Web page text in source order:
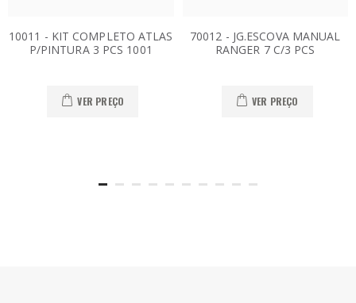
10011 - KIT COMPLETO ATLAS
P/PINTURA 3 PCS 1001
VER PREÇO
70012 - JG.ESCOVA MANUAL
RANGER 7 C/3 PCS
VER PREÇO